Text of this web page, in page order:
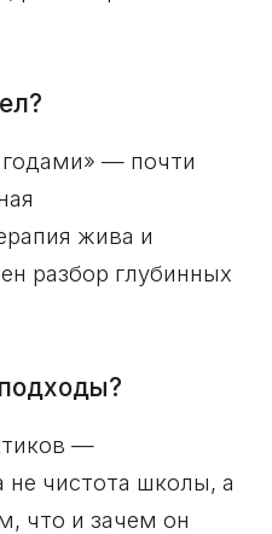
годами» — почти
жива и
разбор глубинных
—
не чистота школы, а
что и зачем он